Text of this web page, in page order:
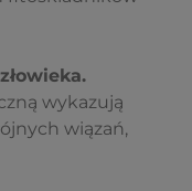
wykazują
wiązań,